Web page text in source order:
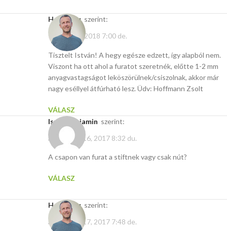
Hasito.hu szerint:
február 13, 2018 7:00 de.
Tisztelt István! A hegy egésze edzett, így alapból nem.
Viszont ha ott ahol a furatot szeretnék, előtte 1-2 mm
anyagvastagságot leköszörülnek/csiszolnak, akkor már
nagy eséllyel átfúrható lesz. Üdv: Hoffmann Zsolt
VÁLASZ
Iszak Benjamin szerint:
augusztus 16, 2017 8:32 du.
A csapon van furat a stiftnek vagy csak nút?
VÁLASZ
Hasito.hu szerint:
augusztus 17, 2017 7:48 de.